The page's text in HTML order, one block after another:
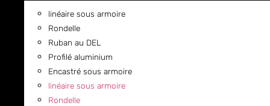
linéaire sous armoire
Rondelle
Ruban au DEL
Profilé aluminium
Encastré sous armoire
linéaire sous armoire
Rondelle